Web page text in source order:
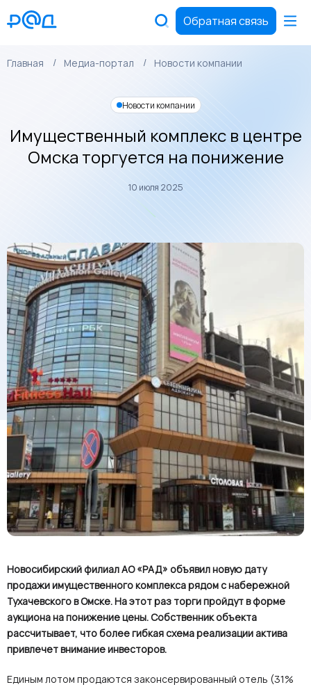
Обратная связь
Главная Медиа-портал Новости компании
Новости компании
Имущественный комплекс в центре
Омска торгуется на понижение
10 июля 2025
Новосибирский филиал АО «РАД» объявил новую дату
продажи имущественного комплекса рядом с набережной
Тухачевского в Омске. На этот раз торги пройдут в форме
аукциона на понижение цены. Собственник объекта
рассчитывает, что более гибкая схема реализации актива
привлечет внимание инвесторов.
Единым лотом продаются законсервированный отель (31%